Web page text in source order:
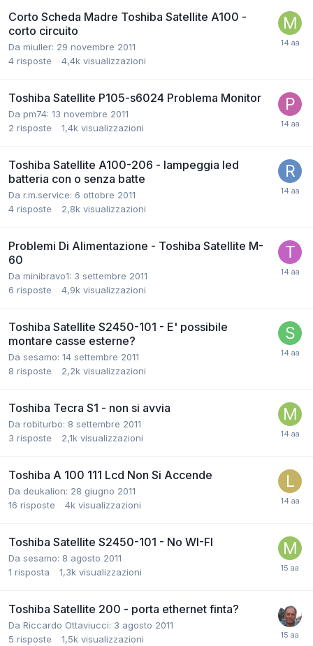
Corto Scheda Madre Toshiba Satellite A100 -
corto circuito
Da miuller: 29 novembre 2011
4 risposte 4,4k visualizzazioni
Toshiba Satellite P105-s6024 Problema Monitor
Da pm74: 13 novembre 2011
2 risposte 1,4k visualizzazioni
Toshiba Satellite A100-206 - lampeggia led
batteria con o senza batte
Da r.m.service: 6 ottobre 2011
4 risposte 2,8k visualizzazioni
Problemi Di Alimentazione - Toshiba Satellite M-
60
Da minibravo1: 3 settembre 2011
6 risposte 4,9k visualizzazioni
Toshiba Satellite S2450-101 - E' possibile
montare casse esterne?
Da sesamo: 14 settembre 2011
8 risposte 2,2k visualizzazioni
Toshiba Tecra S1 - non si avvia
Da robiturbo: 8 settembre 2011
3 risposte 2,1k visualizzazioni
Toshiba A 100 111 Lcd Non Si Accende
Da deukalion: 28 giugno 2011
16 risposte 4k visualizzazioni
Toshiba Satellite S2450-101 - No WI-FI
Da sesamo: 8 agosto 2011
1 risposta 1,3k visualizzazioni
Toshiba Satellite 200 - porta ethernet finta?
Da Riccardo Ottaviucci: 3 agosto 2011
5 risposte 1,5k visualizzazioni